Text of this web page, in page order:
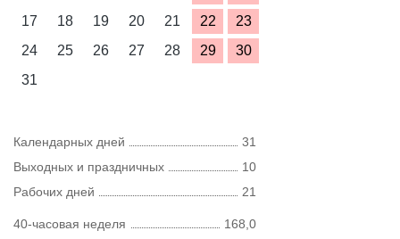
17
18 19 20 21 22
23
24
25 26 27 28 29
30
31
Календарных дней
31
Выходных и праздничных
10
Рабочих дней
21
40-часовая неделя
168,0